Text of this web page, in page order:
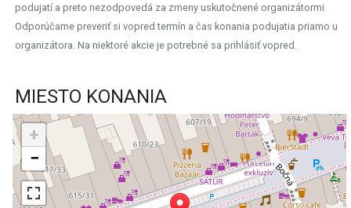
podujatí a preto nezodpovedá za zmeny uskutočnené organizátormi.
Odporúčame preveriť si vopred termín a čas konania podujatia priamo u
organizátora. Na niektoré akcie je potrebné sa prihlásiť vopred.
MIESTO KONANIA
+
−